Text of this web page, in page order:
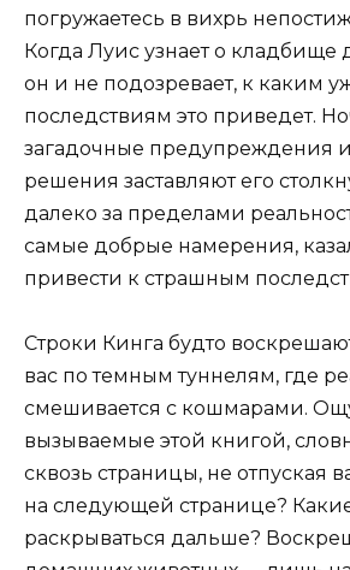
погружаетесь в вихрь
Когда Луис узнает о кладбище
он и не подозревает, к каким
последствиям это приведет.
загадочные предупреждения
решения заставляют его
далеко за пределами
самые добрые намерения,
привести к страшным
Строки Кинга будто
вас по темным туннелям, где
смешивается с кошмарами.
вызываемые этой книгой,
сквозь страницы, не отпуская
на следующей странице?
раскрываться дальше?